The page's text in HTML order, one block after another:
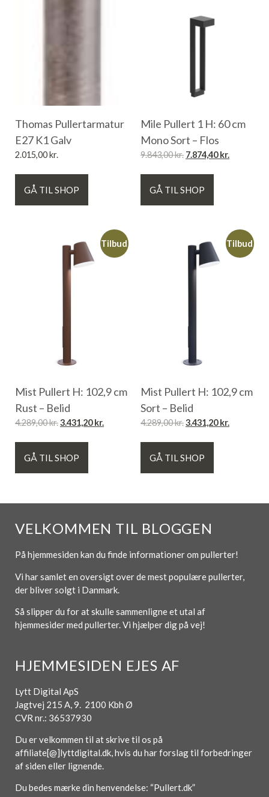
Thomas Pullertarmatur
E27 K1 Galv
2.015,00kr.
GÅ TIL SHOP
Mile Pullert 1 H: 60 cm
Mono Sort – Flos
9.843,00kr. 7.874,40kr.
GÅ TIL SHOP
Tilbud
Mist Pullert H: 102,9 cm
Rust – Belid
4.289,00kr.3.431,20kr.
GÅ TIL SHOP
Tilbud
Mist Pullert H: 102,9 cm
Sort – Belid
4.289,00kr.3.431,20kr.
GÅ TIL SHOP
VELKOMMEN TIL BLOGGEN
På hjemmesiden kan du finde informationer om pullerter!
Vi har samlet en oversigt over de mest populære pullerter,
der bliver solgt i Danmark.
Så slipper du for at skulle sammenligne et utal af
hjemmesider med pullerter. Vi hjælper dig på vej!
HJEMMESIDEN EJES AF
Lytt Digital ApS
Jagtvej 215 A, 9. 2100 Kbh Ø
CVR nr.: 36537930
Du er velkommen til at skrive til os på
affiliate[@]lyttdigital.dk, hvis du har forslag til forbedringer
af siden eller lignende.
Du bedes mærke din henvendelse: “Pullert.dk”